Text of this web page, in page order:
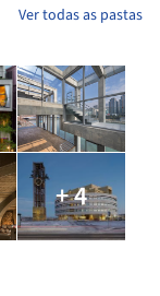
Ver todas as pastas
+ 4